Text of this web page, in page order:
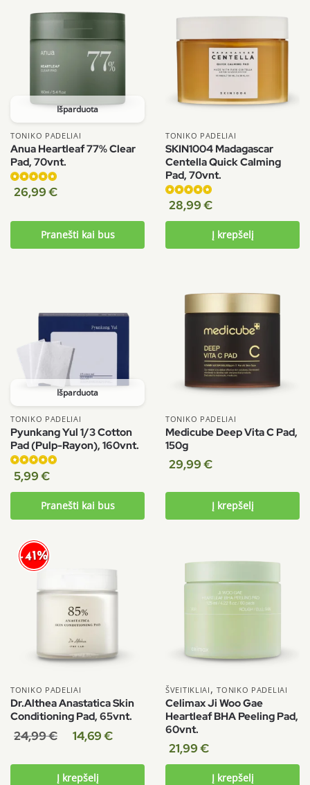
Išparduota
TONIKO PADELIAI
Anua Heartleaf 77% Clear
Pad, 70vnt.
Įvertinimas:
26,99€
Pranešti kai bus
TONIKO PADELIAI
SKIN1004 Madagascar
Centella Quick Calming
Pad, 70vnt.
Įvertinimas:
28,99€
Į krepšelį
Išparduota
TONIKO PADELIAI
Pyunkang Yul 1/3 Cotton
Pad (Pulp-Rayon), 160vnt.
Įvertinimas:
5,99€
Pranešti kai bus
TONIKO PADELIAI
Medicube Deep Vita C Pad,
150g
29,99€
Į krepšelį
-41%
TONIKO PADELIAI
Dr.Althea Anastatica Skin
Conditioning Pad, 65vnt.
24,99€ 14,69€
Į krepšelį
ŠVEITIKLIAI ,TONIKO PADELIAI
Celimax Ji Woo Gae
Heartleaf BHA Peeling Pad,
60vnt.
21,99€
Į krepšelį